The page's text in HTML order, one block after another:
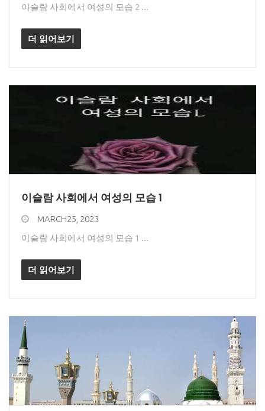
이슬람 사회에서 여성의 모습 2 ...
더 읽어보기
이슬람 사회에서 여성의 모습 1
MARCH25, 2023
이슬람 사회에서 여성의 모습 1 ...
더 읽어보기